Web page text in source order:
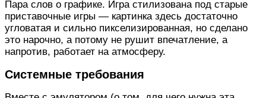
Пара слов о графике. Игра стилизована под старые
приставочные игры — картинка здесь достаточно
угловатая и сильно пикселизированная, но сделано
это нарочно, а потому не рушит впечатление, а
напротив, работает на атмосферу.
Системные требования